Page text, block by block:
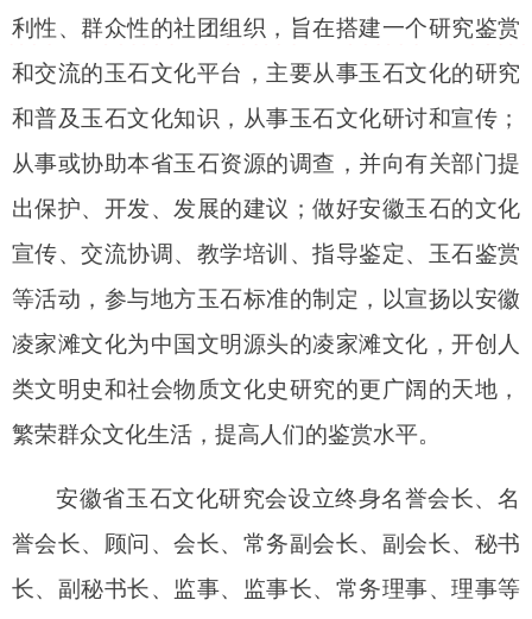
利性、群众性的社团组织，旨在搭建一个研究鉴赏
和交流的玉石文化平台， 主要从事玉石文化的研究
和普及玉石文化知识，从事玉石文化研讨和宣传；
从事或协助本省玉石资源的调查，并向有关部门提
出保护、开发、发展的建议；做好安徽玉石的文化
宣传、交流协调、教学培训、指导鉴定、玉石鉴赏
等活动，参与地方玉石标准的制定， 以宣扬以安徽
凌家滩文化为中国文明源头的凌家滩文化，开创人
类文明史和社会物质文化史研究的更广阔的天地，
繁荣群众文化生活，提高人们的鉴赏水平。
安徽省玉石文化研究会设立终身名誉会长、名
誉会长、顾问、会长、常务副会长、副会长、秘书
长、副秘书长、监事、监事长、常务理事、理事等